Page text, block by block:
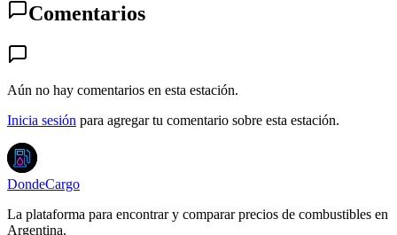
Comentarios
Aún no hay comentarios en esta estación.
Inicia sesión para agregar tu comentario sobre esta estación.
DondeCargo
La plataforma para encontrar y comparar precios de combustibles en
Argentina.